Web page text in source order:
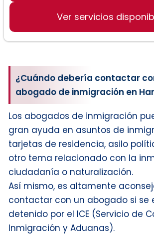
Problemas de
Problemas de
Asilo
Deportación
Servicios de la tarjeta
Ciudadanía
Ver servicios
¿Cuándo debería contactar
abogado de inmigración en
Los abogados de inmigración
gran ayuda en asuntos de
tarjetas de residencia, asilo
otro tema relacionado con la
ciudadanía o naturalización.
Así mismo, es altamente
contactar con un abogado si se
detenido por el ICE (Servicio de
Inmigración y Aduanas).